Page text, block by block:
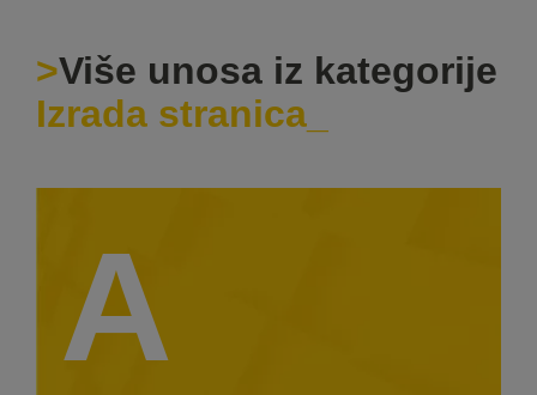
Više unosa iz kategorije
Izrada stranica
A